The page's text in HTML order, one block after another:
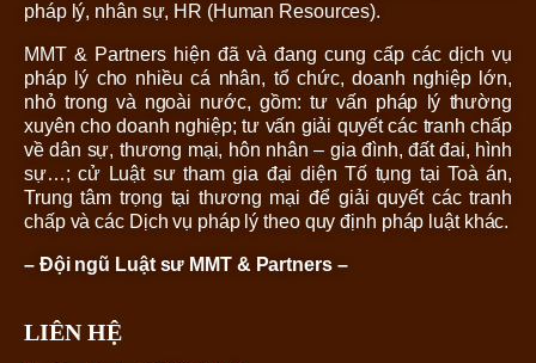
pháp lý, nhân sự, HR (Human Resources).
MMT & Partners hiện đã và đang cung cấp các dịch vụ
pháp lý cho nhiều cá nhân, tổ chức, doanh nghiệp lớn,
nhỏ trong và ngoài nước, gồm: tư vấn pháp lý thường
xuyên cho doanh nghiệp; tư vấn giải quyết các tranh chấp
về dân sự, thương mại, hôn nhân – gia đình, đất đai, hình
sự…; cử Luật sư tham gia đại diện Tố tụng tại Toà án,
Trung tâm trọng tại thương mại để giải quyết các tranh
chấp và các Dịch vụ pháp lý theo quy định pháp luật khác.
– Đội ngũ Luật sư MMT & Partners –
LIÊN HỆ